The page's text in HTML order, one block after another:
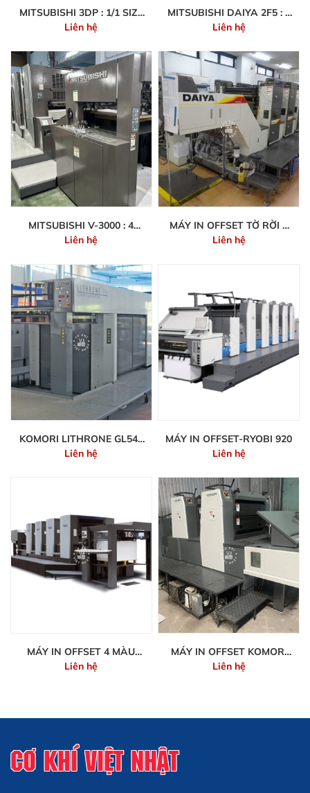
MITSUBISHI 3DP : 1/1 SIZE
72X102CM
Liên hệ
MITSUBISHI DAIYA 2F5 : 5
MÀU 54-79CM
Liên hệ
MITSUBISHI V-3000 : 4
MÀU - 75X105CM
Liên hệ
MÁY IN OFFSET TỜ RỜI 4
MÀU MITSUBISHI DAIYA
Liên hệ
KOMORI LITHRONE GL540
– 5 MÀU + TRÁNG PHỦ
Liên hệ
MÁY IN OFFSET-RYOBI 920
Liên hệ
MÁY IN OFFSET 4 MÀU
HEIDELBERG CD102-4
Liên hệ
MÁY IN OFFSET KOMORI
GS-226
Liên hệ
CƠ KHÍ VIỆT NHẬT